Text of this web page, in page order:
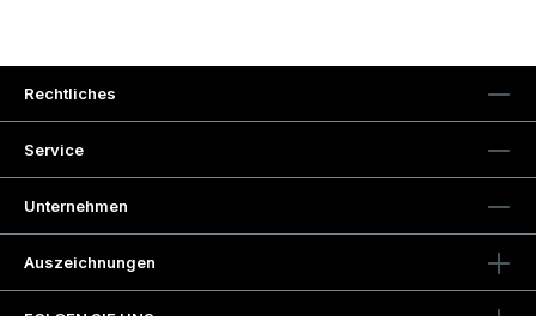
Rechtliches
Service
Unternehmen
Auszeichnungen